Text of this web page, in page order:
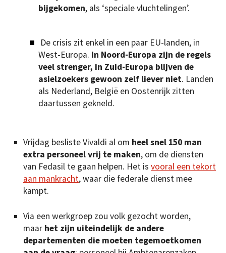
bijgekomen, als ‘speciale vluchtelingen’.
De crisis zit enkel in een paar EU-landen, in
West-Europa. In Noord-Europa zijn de regels
veel strenger, in Zuid-Europa blijven de
asielzoekers gewoon zelf liever niet. Landen
als Nederland, België en Oostenrijk zitten
daartussen gekneld.
Vrijdag besliste Vivaldi al om heel snel 150 man
extra personeel vrij te maken, om de diensten
van Fedasil te gaan helpen. Het is vooral een tekort
aan mankracht, waar die federale dienst mee
kampt.
Via een werkgroep zou volk gezocht worden,
maar het zijn uiteindelijk de andere
departementen die moeten tegemoetkomen